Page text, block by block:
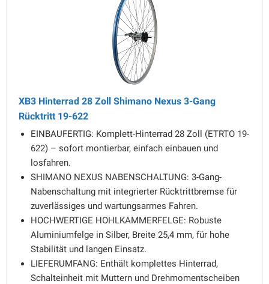
XB3 Hinterrad 28 Zoll Shimano Nexus 3-Gang
Rücktritt 19-622
EINBAUFERTIG: Komplett-Hinterrad 28 Zoll (ETRTO 19-
622) – sofort montierbar, einfach einbauen und
losfahren.
SHIMANO NEXUS NABENSCHALTUNG: 3-Gang-
Nabenschaltung mit integrierter Rücktrittbremse für
zuverlässiges und wartungsarmes Fahren.
HOCHWERTIGE HOHLKAMMERFELGE: Robuste
Aluminiumfelge in Silber, Breite 25,4 mm, für hohe
Stabilität und langen Einsatz.
LIEFERUMFANG: Enthält komplettes Hinterrad,
Schalteinheit mit Muttern und Drehmomentscheiben